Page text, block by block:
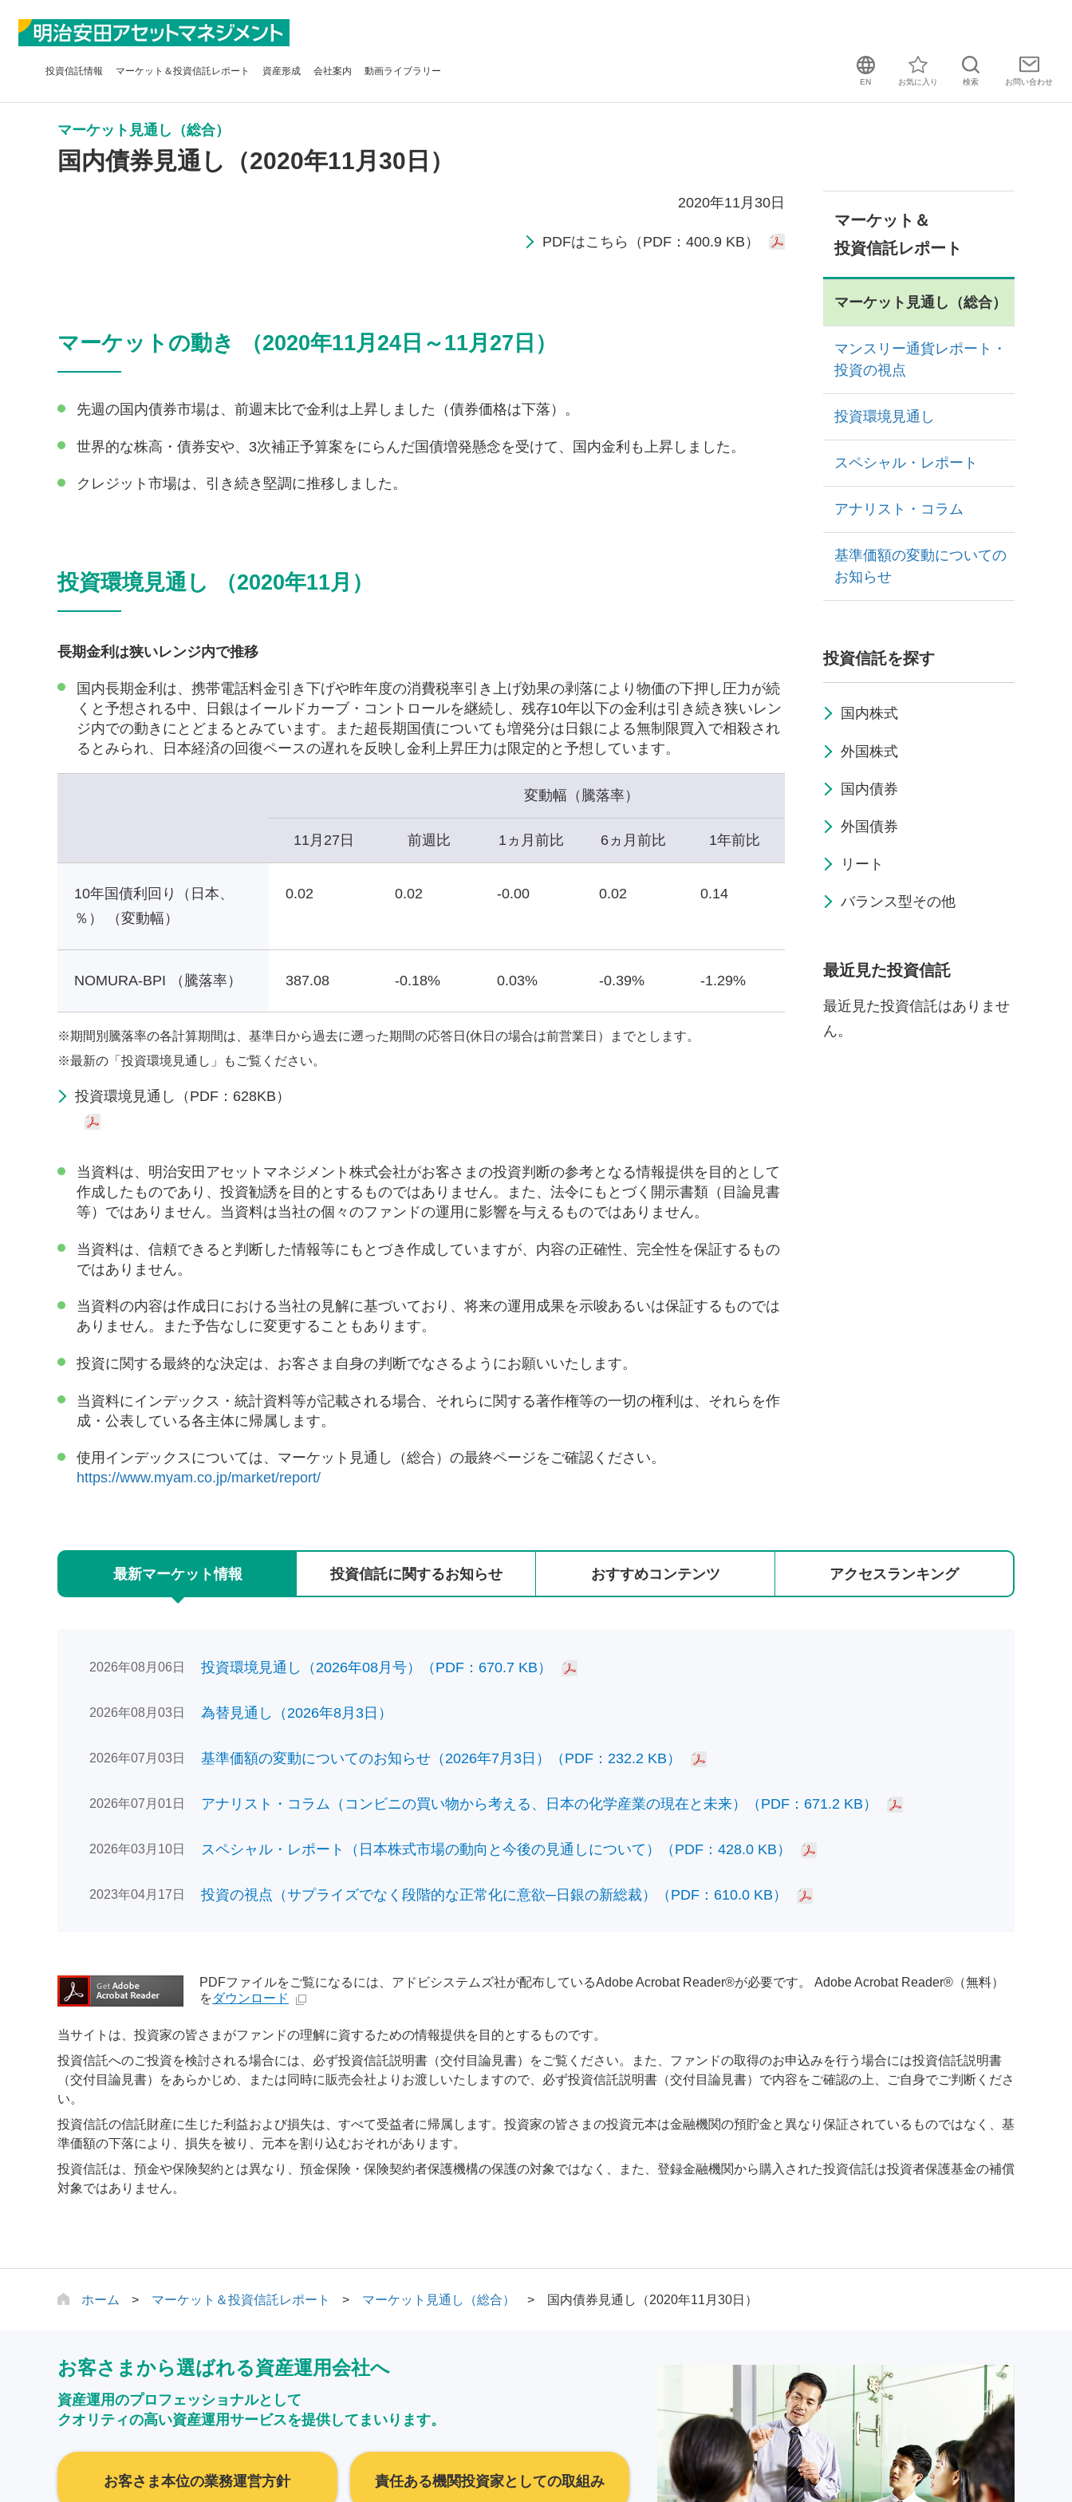
投資信託情報 マーケット＆投資信託レポート 資産形成 会社案内 動画ライブラリー
EN お気に入り 検索 お問い合わせ
マーケット見通し（総合）
国内債券見通し（2020年11月30日）
2020年11月30日
PDFはこちら（PDF：400.9 KB）
マーケットの動き （2020年11月24日～11月27日）
先週の国内債券市場は、前週末比で金利は上昇しました（債券価格は下落）。
世界的な株高・債券安や、3次補正予算案をにらんだ国債増発懸念を受けて、国内金利も上昇しました。
クレジット市場は、引き続き堅調に推移しました。
投資環境見通し （2020年11月）
長期金利は狭いレンジ内で推移
国内長期金利は、携帯電話料金引き下げや昨年度の消費税率引き上げ効果の剥落により物価の下押し圧力が続
くと予想される中、日銀はイールドカーブ・コントロールを継続し、残存10年以下の金利は引き続き狭いレン
ジ内での動きにとどまるとみています。また超長期国債についても増発分は日銀による無制限買入で相殺され
るとみられ、日本経済の回復ペースの遅れを反映し金利上昇圧力は限定的と予想しています。
変動幅（騰落率）
11月27日 前週比 1ヵ月前比 6ヵ月前比 1年前比
10年国債利回り（日本、
％） （変動幅）
0.02 0.02 -0.00 0.02 0.14
NOMURA-BPI （騰落率） 387.08 -0.18% 0.03% -0.39% -1.29%
※期間別騰落率の各計算期間は、基準日から過去に遡った期間の応答日(休日の場合は前営業日）までとします。
※最新の「投資環境見通し」もご覧ください。
投資環境見通し（PDF：628KB）
当資料は、明治安田アセットマネジメント株式会社がお客さまの投資判断の参考となる情報提供を目的として
作成したものであり、投資勧誘を目的とするものではありません。また、法令にもとづく開示書類（目論見書
等）ではありません。当資料は当社の個々のファンドの運用に影響を与えるものではありません。
当資料は、信頼できると判断した情報等にもとづき作成していますが、内容の正確性、完全性を保証するもの
ではありません。
当資料の内容は作成日における当社の見解に基づいており、将来の運用成果を示唆あるいは保証するものでは
ありません。また予告なしに変更することもあります。
投資に関する最終的な決定は、お客さま自身の判断でなさるようにお願いいたします。
当資料にインデックス・統計資料等が記載される場合、それらに関する著作権等の一切の権利は、それらを作
成・公表している各主体に帰属します。
使用インデックスについては、マーケット見通し（総合）の最終ページをご確認ください。
https://www.myam.co.jp/market/report/
マーケット＆
投資信託レポート
マーケット見通し（総合）
マンスリー通貨レポート・
投資の視点
投資環境見通し
スペシャル・レポート
アナリスト・コラム
基準価額の変動についての
お知らせ
投資信託を探す
国内株式
外国株式
国内債券
外国債券
リート
バランス型その他
最近見た投資信託
最近見た投資信託はありませ
ん。
最新マーケット情報 投資信託に関するお知らせ おすすめコンテンツ アクセスランキング
2026年08月06日 投資環境見通し（2026年08月号）（PDF：670.7 KB）
2026年08月03日 為替見通し（2026年8月3日）
2026年07月03日 基準価額の変動についてのお知らせ（2026年7月3日）（PDF：232.2 KB）
2026年07月01日 アナリスト・コラム（コンビニの買い物から考える、日本の化学産業の現在と未来）（PDF：671.2 KB）
2026年03月10日 スペシャル・レポート（日本株式市場の動向と今後の見通しについて）（PDF：428.0 KB）
2023年04月17日 投資の視点（サプライズでなく段階的な正常化に意欲─日銀の新総裁）（PDF：610.0 KB）
PDFファイルをご覧になるには、アドビシステムズ社が配布しているAdobe Acrobat Reader®が必要です。 Adobe Acrobat Reader®（無料）
をダウンロード
当サイトは、投資家の皆さまがファンドの理解に資するための情報提供を目的とするものです。
投資信託へのご投資を検討される場合には、必ず投資信託説明書（交付目論見書）をご覧ください。また、ファンドの取得のお申込みを行う場合には投資信託説明書
（交付目論見書）をあらかじめ、または同時に販売会社よりお渡しいたしますので、必ず投資信託説明書（交付目論見書）で内容をご確認の上、ご自身でご判断くださ
い。
投資信託の信託財産に生じた利益および損失は、すべて受益者に帰属します。投資家の皆さまの投資元本は金融機関の預貯金と異なり保証されているものではなく、基
準価額の下落により、損失を被り、元本を割り込むおそれがあります。
投資信託は、預金や保険契約とは異なり、預金保険・保険契約者保護機構の保護の対象ではなく、また、登録金融機関から購入された投資信託は投資者保護基金の補償
対象ではありません。
ホーム マーケット＆投資信託レポート マーケット見通し（総合） 国内債券見通し（2020年11月30日）
お客さまから選ばれる資産運用会社へ
資産運用のプロフェッショナルとして
クオリティの高い資産運用サービスを提供してまいります。
お客さま本位の業務運営方針 責任ある機関投資家としての取組み